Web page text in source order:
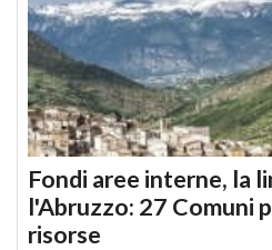
Fondi aree interne, la
l'Abruzzo: 27 Comuni
risorse